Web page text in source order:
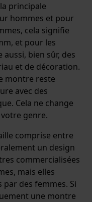
principale
hommes et pour
cela signifie
et pour les
aussi, bien sûr, des
et de décoration.
montre reste
avec des
Cela ne change
genre.
comprise entre
un design
commercialisées
mais elles
des femmes. Si
une montre